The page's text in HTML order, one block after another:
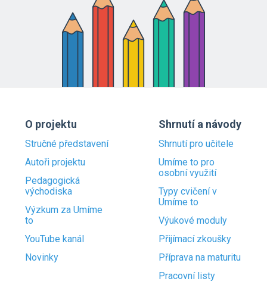
O projektu
Stručné představení
Autoři projektu
Pedagogická
východiska
Výzkum za Umíme
to
YouTube kanál
Novinky
Shrnutí a návody
Shrnutí pro učitele
Umíme to pro
osobní využití
Typy cvičení v
Umíme to
Výukové moduly
Přijímací zkoušky
Příprava na maturitu
Pracovní listy